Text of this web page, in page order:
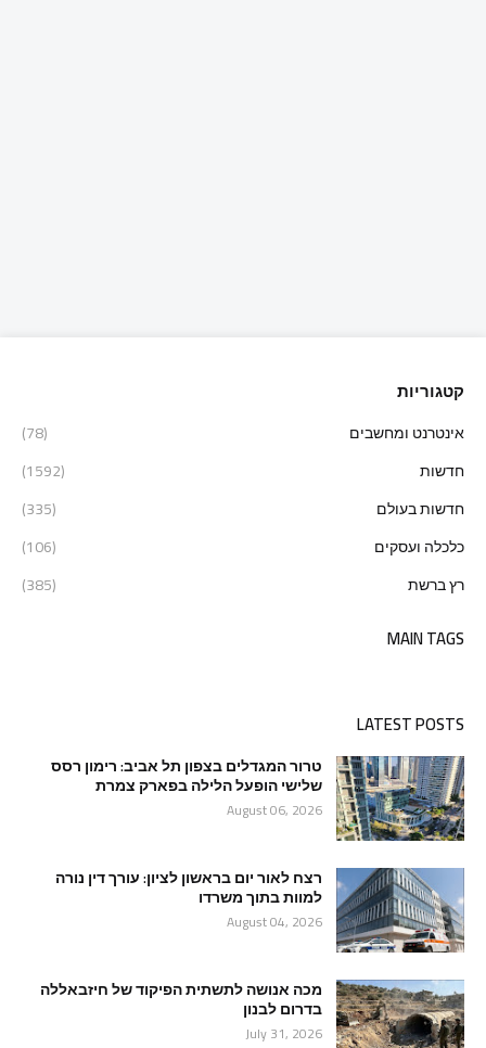
קטגוריות
אינטרנט ומחשבים
(78)
חדשות
(1592)
חדשות בעולם
(335)
כלכלה ועסקים
(106)
רץ ברשת
(385)
MAIN TAGS
LATEST POSTS
טרור המגדלים בצפון תל אביב: רימון רסס
שלישי הופעל הלילה בפארק צמרת
August 06, 2026
רצח לאור יום בראשון לציון: עורך דין נורה
למוות בתוך משרדו
August 04, 2026
מכה אנושה לתשתית הפיקוד של חיזבאללה
בדרום לבנון
July 31, 2026